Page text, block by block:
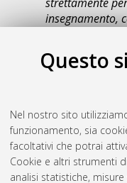
Questo
Nel nostro sito
funzionamento, sia
facoltativi che potrai
Cookie e altri strumenti
analisi statistiche,
insegnamento,
Ogni altro
Download
Altri